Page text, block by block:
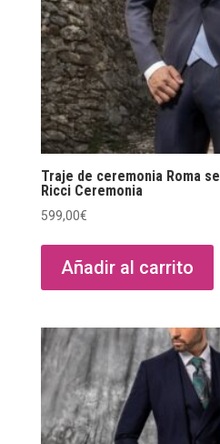
Traje de ceremonia Roma
Ricci Ceremonia
599,00€
Añadir al carrito